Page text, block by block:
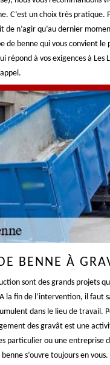
C’est un choix très pratique.
de n’agir qu’au dernier
de benne qui vous convient le
répond à vos exigences à Les
BENNE À
sont des grands projets
la fin de l’intervention, il faut
dans le lieu de travail.
des gravât est une
particulier ou une entreprise
s’ouvre toujours en